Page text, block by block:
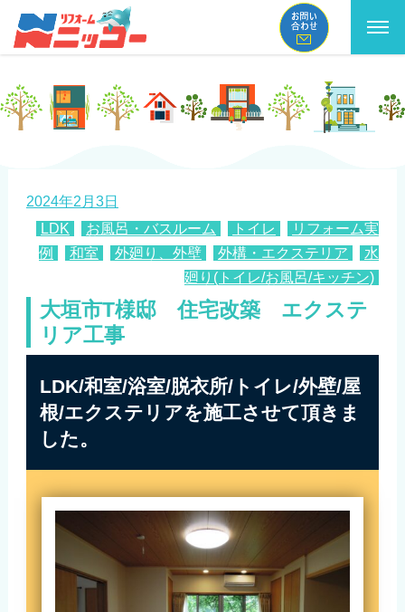
2024年2月3日
LDK
お風呂・バスルーム トイレ
リフォーム実
例
和室 外廻り、外壁 外構・エクステリア
水
廻り(トイレ/お風呂/キッチン)
大垣市T様邸 住宅改築 エクステ
リア工事
LDK/和室/浴室/脱衣所/トイレ/外壁/屋
根/エクステリアを施工させて頂きま
した。